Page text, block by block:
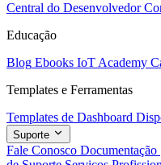
Central do Desenvolvedor
Educação
Blog Ebooks IoT Academy
Templates e Ferramentas
Templates de Dashboard
Suporte
Fale Conosco Documentação